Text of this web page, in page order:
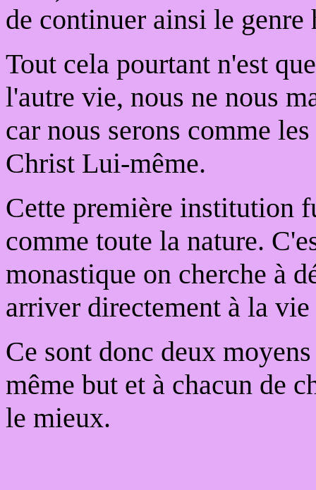
de continuer ainsi le genre
Tout cela pourtant n'est
l'autre vie, nous ne nous
car nous serons comme
Christ Lui-même.
Cette première institution
comme toute la nature.
monastique on cherche à
arriver directement à la
Ce sont donc deux
même but et à chacun de
le mieux.